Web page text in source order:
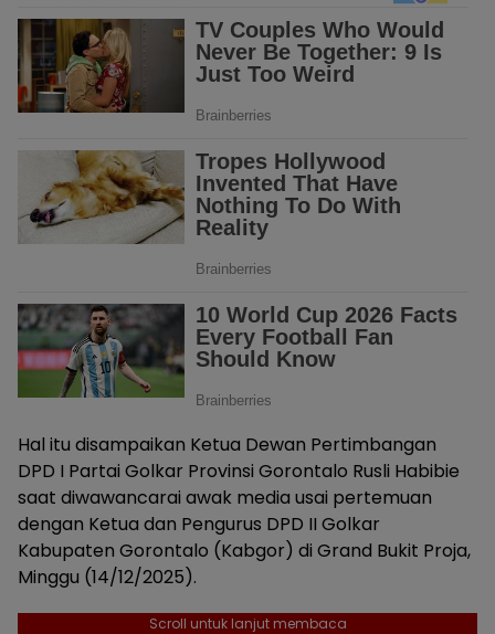
Hal itu disampaikan Ketua Dewan Pertimbangan
DPD I Partai Golkar Provinsi Gorontalo Rusli Habibie
saat diwawancarai awak media usai pertemuan
dengan Ketua dan Pengurus DPD II Golkar
Kabupaten Gorontalo (Kabgor) di Grand Bukit Proja,
Minggu (14/12/2025).
Scroll untuk lanjut membaca